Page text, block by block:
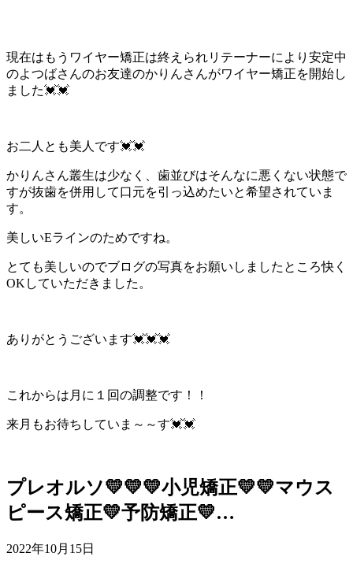
現在はもうワイヤー矯正は終えられリテーナーにより安定中
のよつばさんのお友達のかりんさんがワイヤー矯正を開始し
ました💓💓
お二人とも美人です💓💓
かりんさん叢生は少なく、歯並びはそんなに悪くない状態で
すが抜歯を併用して口元を引っ込めたいと希望されていま
す。
美しいEラインのためですね。
とても美しいのでブログの写真をお願いしましたところ快く
OKしていただきました。
ありがとうございます💓💓💓
これからは月に１回の調整です！！
来月もお待ちしていま～～す💓💓
プレオルソ💛💛💛小児矯正💛💛マウス
ピース矯正💛予防矯正💛…
2022年10月15日